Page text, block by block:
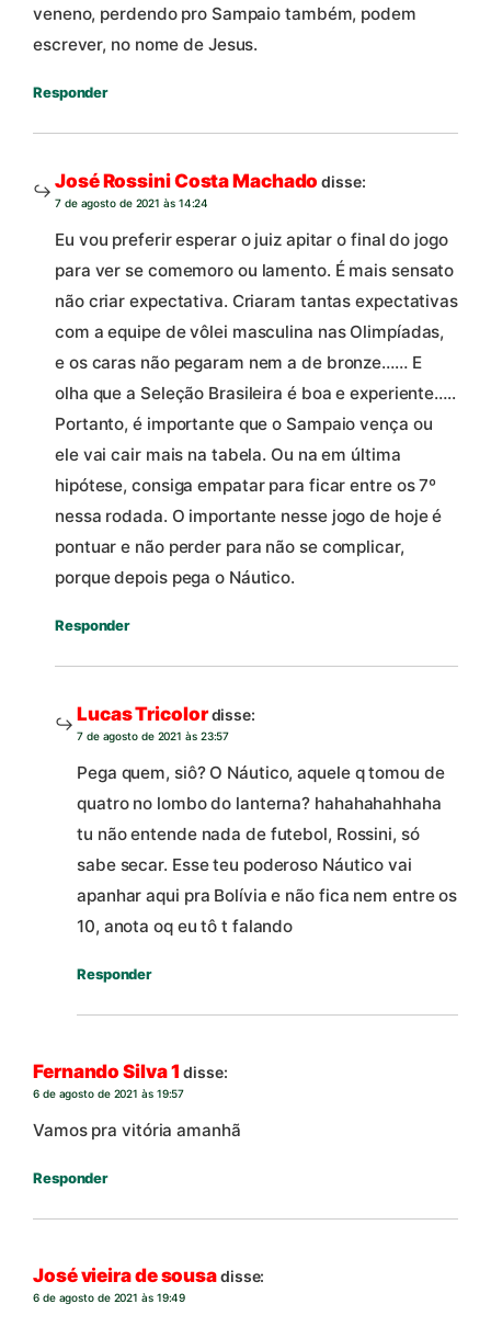
veneno, perdendo pro Sampaio também, podem
escrever, no nome de Jesus.
Responder
José Rossini Costa Machado disse:
7 de agosto de 2021 às 14:24
Eu vou preferir esperar o juiz apitar o final do jogo
para ver se comemoro ou lamento. É mais sensato
não criar expectativa. Criaram tantas expectativas
com a equipe de vôlei masculina nas Olimpíadas,
e os caras não pegaram nem a de bronze…… E
olha que a Seleção Brasileira é boa e experiente…..
Portanto, é importante que o Sampaio vença ou
ele vai cair mais na tabela. Ou na em última
hipótese, consiga empatar para ficar entre os 7º
nessa rodada. O importante nesse jogo de hoje é
pontuar e não perder para não se complicar,
porque depois pega o Náutico.
Responder
Lucas Tricolordisse:
7 de agosto de 2021 às 23:57
Pega quem, siô? O Náutico, aquele q tomou de
quatro no lombo do lanterna? hahahahahhaha
tu não entende nada de futebol, Rossini, só
sabe secar. Esse teu poderoso Náutico vai
apanhar aqui pra Bolívia e não fica nem entre os
10, anota oq eu tô t falando
Responder
Fernando Silva 1 disse:
6 de agosto de 2021 às 19:57
Vamos pra vitória amanhã
Responder
José vieira de sousadisse:
6 de agosto de 2021 às 19:49